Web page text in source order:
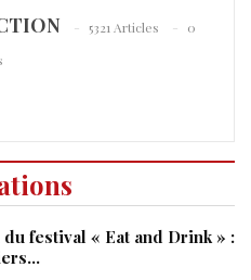
5321 Articles
0
festival « Eat and Drink » :